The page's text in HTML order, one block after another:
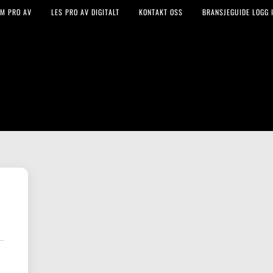
PRO AV LES PRO AV DIGITALT KONTAKT OSS BRANSJEGUIDE